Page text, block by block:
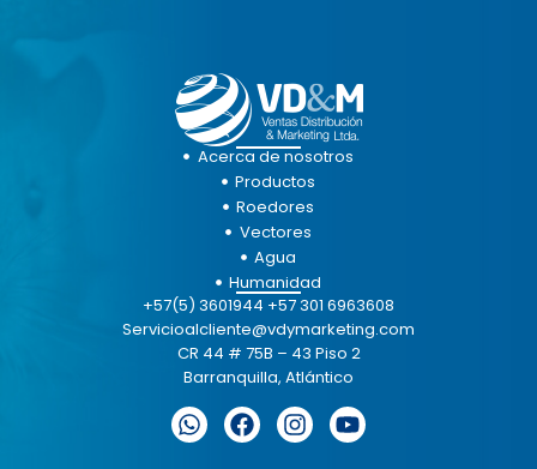
Acerca de nosotros
Productos
Roedores
Vectores
Agua
Humanidad
+57(5) 3601944 +57 301 6963608
Servicioalcliente@vdymarketing.com
CR 44 # 75B – 43 Piso 2
Barranquilla, Atlántico